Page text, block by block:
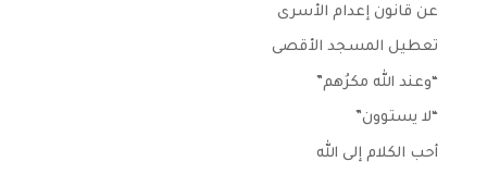
عن قانون إعدام الأسرى
تعطيل المسجد الأقصى
“وعند الله مكرُهم”
“لا يستوون”
أحب الكلام إلى الله